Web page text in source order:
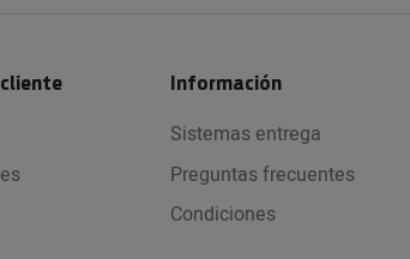
Información
Sistemas entrega
Preguntas frecuentes
Condiciones